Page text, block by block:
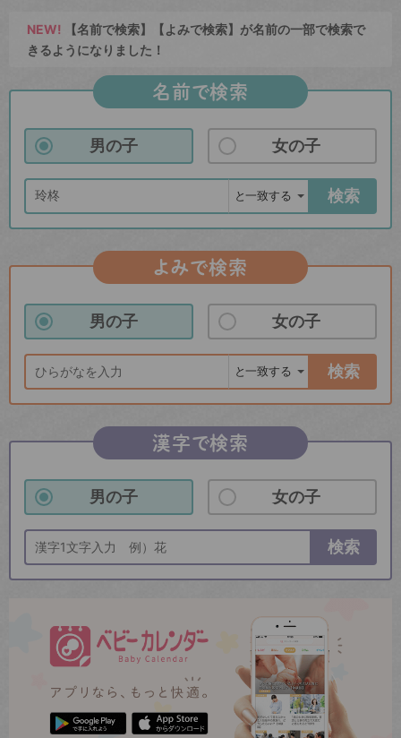
NEW! 【名前で検索】【よみで検索】が名前の一部で検索で
きるようになりました！
名前で検索
男の子 女の子
検索
よみで検索
男の子 女の子
検索
漢字で検索
男の子 女の子
検索